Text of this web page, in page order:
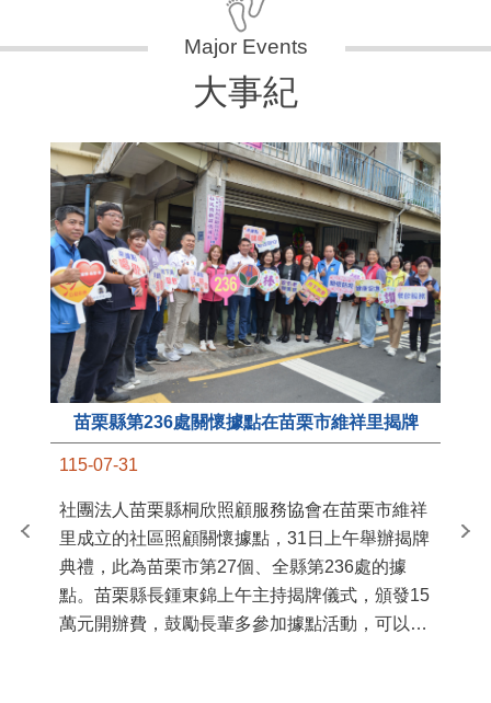
大事紀
苗栗縣第236處關懷據點在苗栗市維祥里揭牌
115-07-31
社團法人苗栗縣桐欣照顧服務協會在苗栗市維祥
里成立的社區照顧關懷據點，31日上午舉辦揭牌
典禮，此為苗栗市第27個、全縣第236處的據
點。苗栗縣長鍾東錦上午主持揭牌儀式，頒發15
萬元開辦費，鼓勵長輩多參加據點活動，可以更
苗